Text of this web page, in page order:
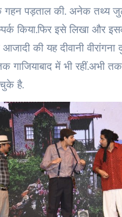
गहन पड़ताल की. अनेक तथ्य
किया.फिर इसे लिखा और
की यह दीवानी वीरांगना
गाजियाबाद में भी रहीं.अभी
है.